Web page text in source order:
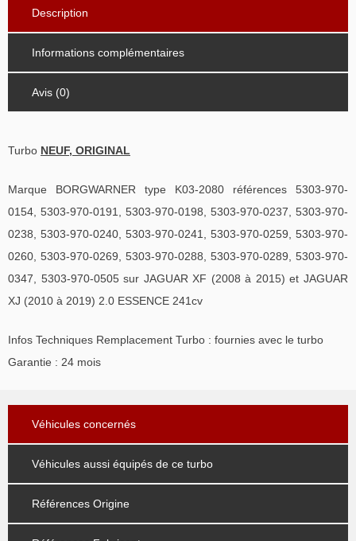
Description
Informations complémentaires
Avis (0)
Turbo NEUF, ORIGINAL
Marque BORGWARNER type K03-2080 références 5303-970-
0154, 5303-970-0191, 5303-970-0198, 5303-970-0237, 5303-970-
0238, 5303-970-0240, 5303-970-0241, 5303-970-0259, 5303-970-
0260, 5303-970-0269, 5303-970-0288, 5303-970-0289, 5303-970-
0347, 5303-970-0505 sur JAGUAR XF (2008 à 2015) et JAGUAR
XJ (2010 à 2019) 2.0 ESSENCE 241cv
Infos Techniques Remplacement Turbo : fournies avec le turbo
Garantie : 24 mois
Véhicules concernés
Véhicules aussi équipés de ce turbo
Références Origine